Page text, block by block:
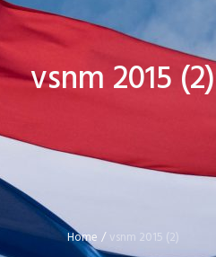
vsnm 2015 (2)
Home /vsnm 2015 (2)